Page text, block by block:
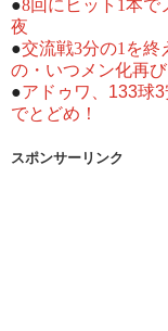
●8回にヒット1本で
夜
●交流戦3分の1を終
の・いつメン化再び
●アドゥワ、133球
でとどめ！
スポンサーリンク